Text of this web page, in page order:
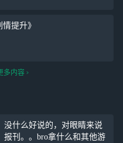
提升》
多内容
没什么好说的，对眼睛来说
报刊。。bro拿什么和其他游